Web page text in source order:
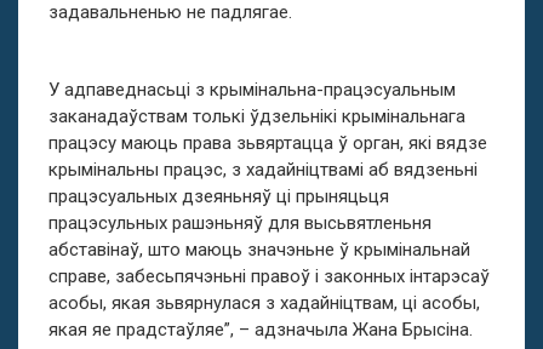
задавальненью не падлягае.
У адпаведнасьці з крымінальна-працэсуальным
заканадаўствам толькі ўдзельнікі крымінальнага
працэсу маюць права зьвяртацца ў орган, які вядзе
крымінальны працэс, з хадайніцтвамі аб вядзеньні
працэсуальных дзеяньняў ці прыняцьця
працэсульных рашэньняў для высьвятленьня
абставінаў, што маюць значэньне ў крымінальнай
справе, забесьпячэньні правоў і законных інтарэсаў
асобы, якая зьвярнулася з хадайніцтвам, ці асобы,
якая яе прадстаўляе”, – адзначыла Жана Брысіна.